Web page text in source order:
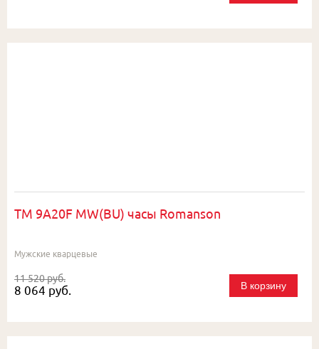
TM 9A20F MW(BU) часы Romanson
Мужские кварцевые
11 520 руб.
8 064 руб. В корзину